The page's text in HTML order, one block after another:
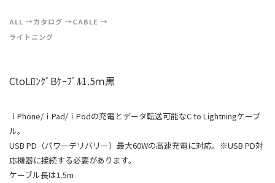
ALL カタログ
CABLE
ライトニング
CtoLﾛﾝｸﾞBｹｰﾌﾞﾙ1.5ｍ黒
ｉPhone/ｉPad/ｉPodの充電とデータ転送可能なC to Lightningケーブ
ル。
USB PD（パワーデリバリー）最大60Wの高速充電に対応。※USB PD対
応機器に接続する必要があります。
ケーブル長は1.5m